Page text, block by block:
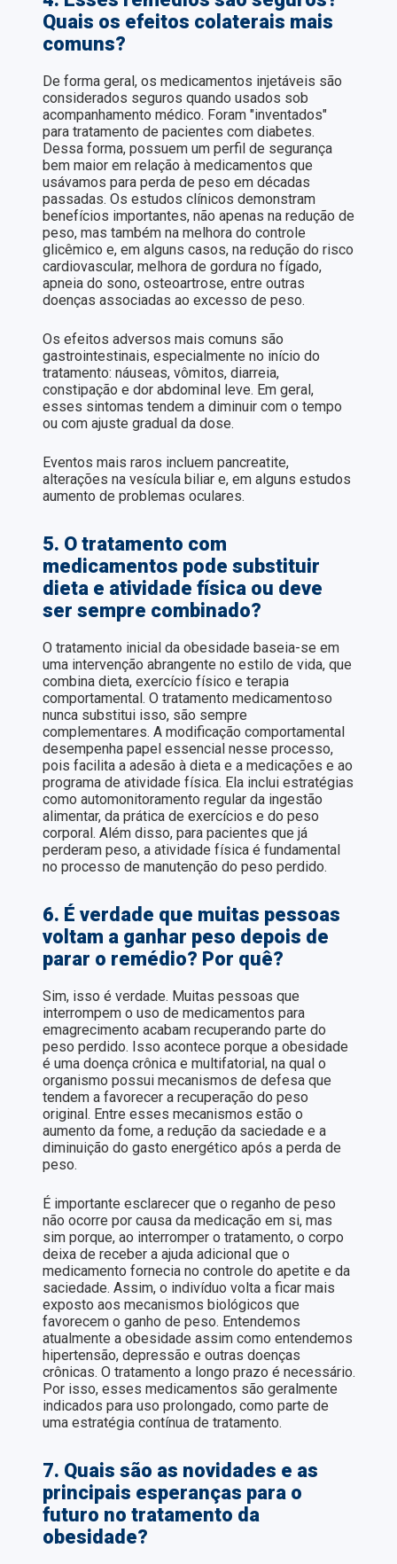
Quais os efeitos colaterais mais
comuns?
De forma geral, os medicamentos injetáveis são
considerados seguros quando usados sob
acompanhamento médico. Foram "inventados"
para tratamento de pacientes com diabetes.
Dessa forma, possuem um perfil de segurança
bem maior em relação à medicamentos que
usávamos para perda de peso em décadas
passadas. Os estudos clínicos demonstram
benefícios importantes, não apenas na redução de
peso, mas também na melhora do controle
glicêmico e, em alguns casos, na redução do risco
cardiovascular, melhora de gordura no fígado,
apneia do sono, osteoartrose, entre outras
doenças associadas ao excesso de peso.
Os efeitos adversos mais comuns são
gastrointestinais, especialmente no início do
tratamento: náuseas, vômitos, diarreia,
constipação e dor abdominal leve. Em geral,
esses sintomas tendem a diminuir com o tempo
ou com ajuste gradual da dose.
Eventos mais raros incluem pancreatite,
alterações na vesícula biliar e, em alguns estudos
aumento de problemas oculares.
5. O tratamento com
medicamentos pode substituir
dieta e atividade física ou deve
ser sempre combinado?
O tratamento inicial da obesidade baseia-se em
uma intervenção abrangente no estilo de vida, que
combina dieta, exercício físico e terapia
comportamental. O tratamento medicamentoso
nunca substitui isso, são sempre
complementares. A modificação comportamental
desempenha papel essencial nesse processo,
pois facilita a adesão à dieta e a medicações e ao
programa de atividade física. Ela inclui estratégias
como automonitoramento regular da ingestão
alimentar, da prática de exercícios e do peso
corporal. Além disso, para pacientes que já
perderam peso, a atividade física é fundamental
no processo de manutenção do peso perdido.
6. É verdade que muitas pessoas
voltam a ganhar peso depois de
parar o remédio? Por quê?
Sim, isso é verdade. Muitas pessoas que
interrompem o uso de medicamentos para
emagrecimento acabam recuperando parte do
peso perdido. Isso acontece porque a obesidade
é uma doença crônica e multifatorial, na qual o
organismo possui mecanismos de defesa que
tendem a favorecer a recuperação do peso
original. Entre esses mecanismos estão o
aumento da fome, a redução da saciedade e a
diminuição do gasto energético após a perda de
peso.
É importante esclarecer que o reganho de peso
não ocorre por causa da medicação em si, mas
sim porque, ao interromper o tratamento, o corpo
deixa de receber a ajuda adicional que o
medicamento fornecia no controle do apetite e da
saciedade. Assim, o indivíduo volta a ficar mais
exposto aos mecanismos biológicos que
favorecem o ganho de peso. Entendemos
atualmente a obesidade assim como entendemos
hipertensão, depressão e outras doenças
crônicas. O tratamento a longo prazo é necessário.
Por isso, esses medicamentos são geralmente
indicados para uso prolongado, como parte de
uma estratégia contínua de tratamento.
7. Quais são as novidades e as
principais esperanças para o
futuro no tratamento da
obesidade?